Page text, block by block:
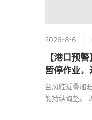
2026-8-6
【港口预
暂停作业，
台风临近叠加
能持续调整。